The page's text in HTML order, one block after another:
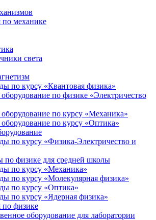
по механике
света
по курсу «Квантовая физика»
по физике «Электричество
по курсу «Механика»
по курсу «Оптика»
по курсу «Физика-Электричество и
по физике для средней школы
по курсу «Механика»
по курсу «Молекулярная физика»
по курсу «Оптика»
по курсу «Ядерная физика»
по физике
оборудование для лаборатории